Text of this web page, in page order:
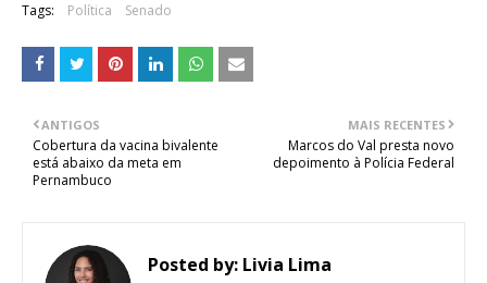
Tags: Política Senado
MAIS RECENTES
Marcos do Val presta novo
depoimento à Polícia Federal
ANTIGOS
Cobertura da vacina bivalente
está abaixo da meta em
Pernambuco
Posted by: Livia Lima